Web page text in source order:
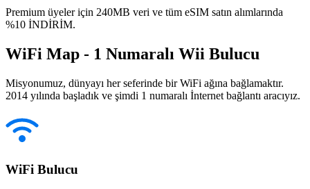
Premium üyeler için 240MB veri ve tüm eSIM satın alımlarında
%10 İNDİRİM.
WiFi Map - 1 Numaralı Wii Bulucu
Misyonumuz, dünyayı her seferinde bir WiFi ağına bağlamaktır.
2014 yılında başladık ve şimdi 1 numaralı İnternet bağlantı aracıyız.
WiFi Bulucu